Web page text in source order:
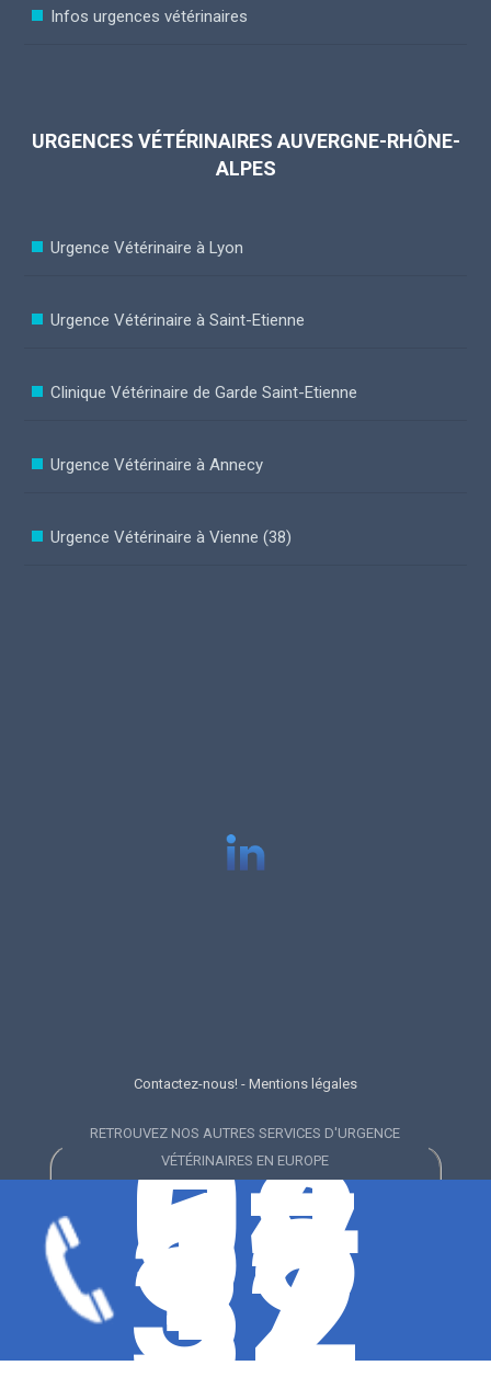
04
58
17
32
32
Infos urgences vétérinaires
URGENCES VÉTÉRINAIRES AUVERGNE-RHÔNE-
ALPES
Urgence Vétérinaire à Lyon
Urgence Vétérinaire à Saint-Etienne
Clinique Vétérinaire de Garde Saint-Etienne
Urgence Vétérinaire à Annecy
Urgence Vétérinaire à Vienne (38)
Contactez-nous! - Mentions légales
RETROUVEZ NOS AUTRES SERVICES D'URGENCE
VÉTÉRINAIRES EN EUROPE
Emergency Vet near me in London